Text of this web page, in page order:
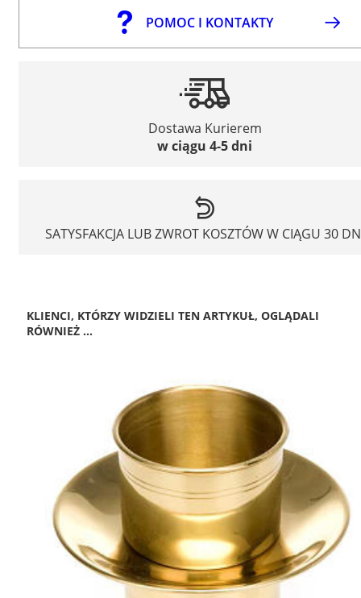
POMOC I KONTAKTY
Dostawa Kurierem
w ciągu 4-5 dni
SATYSFAKCJA LUB ZWROT KOSZTÓW W CIĄGU 30
KLIENCI, KTÓRZY WIDZIELI TEN ARTYKUŁ, OGLĄDALI
RÓWNIEŻ ...